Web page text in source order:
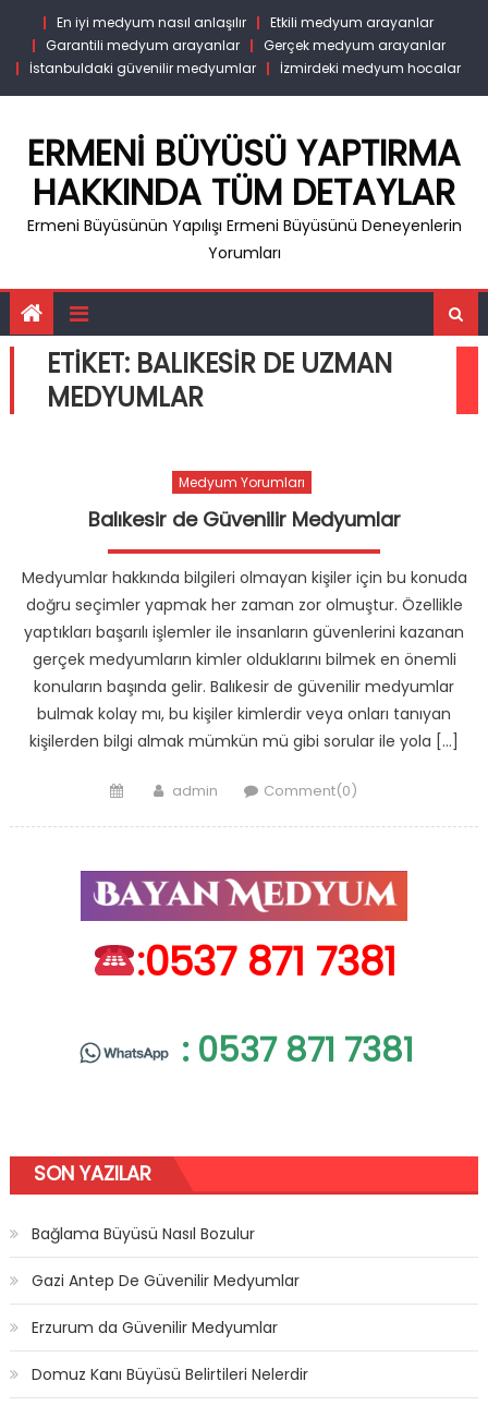
content
En iyi medyum nasıl anlaşılır
Etkili medyum arayanlar
Garantili medyum arayanlar
Gerçek medyum arayanlar
İstanbuldaki güvenilir medyumlar
İzmirdeki medyum hocalar
ERMENI BÜYÜSÜ YAPTIRMA
HAKKINDA TÜM DETAYLAR
Ermeni Büyüsünün Yapılışı Ermeni Büyüsünü Deneyenlerin
Yorumları
ETIKET: BALIKESIR DE UZMAN
MEDYUMLAR
Medyum Yorumları
Balıkesir de Güvenilir Medyumlar
Medyumlar hakkında bilgileri olmayan kişiler için bu konuda
doğru seçimler yapmak her zaman zor olmuştur. Özellikle
yaptıkları başarılı işlemler ile insanların güvenlerini kazanan
gerçek medyumların kimler olduklarını bilmek en önemli
konuların başında gelir. Balıkesir de güvenilir medyumlar
bulmak kolay mı, bu kişiler kimlerdir veya onları tanıyan
kişilerden bilgi almak mümkün mü gibi sorular ile yola […]
PostedAuthor
admin Comment(0)
:0537 871 7381
: 0537 871 7381
SON YAZILAR
Bağlama Büyüsü Nasıl Bozulur
Gazi Antep De Güvenilir Medyumlar
Erzurum da Güvenilir Medyumlar
Domuz Kanı Büyüsü Belirtileri Nelerdir